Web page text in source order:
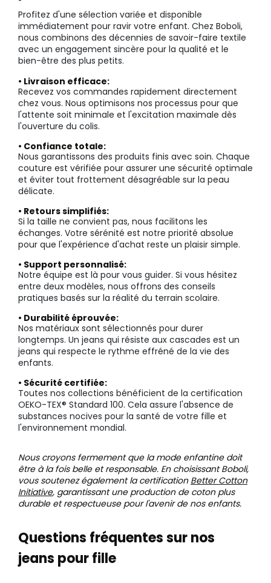
Profitez d'une sélection variée et disponible
immédiatement pour ravir votre enfant. Chez Boboli,
nous combinons des décennies de savoir-faire textile
avec un engagement sincère pour la qualité et le
bien-être des plus petits.
• Livraison efficace:
Recevez vos commandes rapidement directement
chez vous. Nous optimisons nos processus pour que
l'attente soit minimale et l'excitation maximale dès
l'ouverture du colis.
• Confiance totale:
Nous garantissons des produits finis avec soin. Chaque
couture est vérifiée pour assurer une sécurité optimale
et éviter tout frottement désagréable sur la peau
délicate.
• Retours simplifiés:
Si la taille ne convient pas, nous facilitons les
échanges. Votre sérénité est notre priorité absolue
pour que l'expérience d'achat reste un plaisir simple.
• Support personnalisé:
Notre équipe est là pour vous guider. Si vous hésitez
entre deux modèles, nous offrons des conseils
pratiques basés sur la réalité du terrain scolaire.
• Durabilité éprouvée:
Nos matériaux sont sélectionnés pour durer
longtemps. Un jeans qui résiste aux cascades est un
jeans qui respecte le rythme effréné de la vie des
enfants.
• Sécurité certifiée:
Toutes nos collections bénéficient de la certification
OEKO-TEX® Standard 100. Cela assure l'absence de
substances nocives pour la santé de votre fille et
l'environnement mondial.
Nous croyons fermement que la mode enfantine doit
être à la fois belle et responsable. En choisissant Boboli,
vous soutenez également la certification Better Cotton
Initiative, garantissant une production de coton plus
durable et respectueuse pour l'avenir de nos enfants.
Questions fréquentes sur nos
jeans pour fille